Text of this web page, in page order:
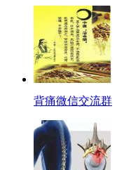
背痛微信交流群